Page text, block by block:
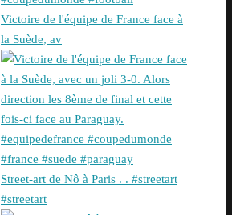
Victoire de l'équipe de France face à
la Suède, av
Street-art de Nô à Paris . . #streetart
#streetart